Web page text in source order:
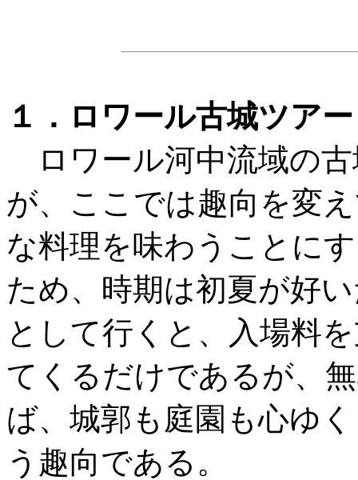
１．ロワール古城ツアー
ロワール河中流域の
が、ここでは趣向を変
な料理を味わうことに
ため、時期は初夏が好
として行くと、入場料
てくるだけであるが、
ば、城郭も庭園も心ゆ
う趣向である。